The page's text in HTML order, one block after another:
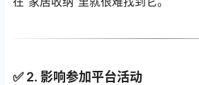
✅ 2. 影响参加平台活动